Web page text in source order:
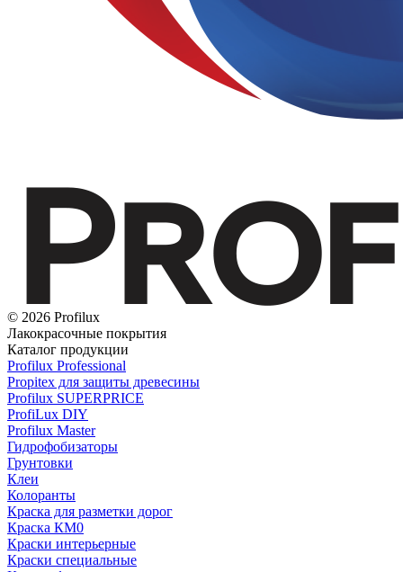
© 2026 Profilux
Лакокрасочные покрытия
Каталог продукции
Profilux Professional
Propitex для защиты древесины
Profilux SUPERPRICE
ProfiLux DIY
Profilux Master
Гидрофобизаторы
Грунтовки
Клеи
Колоранты
Краска для разметки дорог
Краска КМ0
Краски интерьерные
Краски специальные